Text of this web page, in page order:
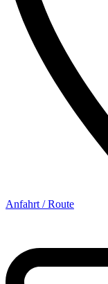
Anfahrt / Route